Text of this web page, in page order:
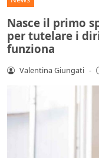
Nasce il primo
per tutelare i
funziona
Valentina Giungati -